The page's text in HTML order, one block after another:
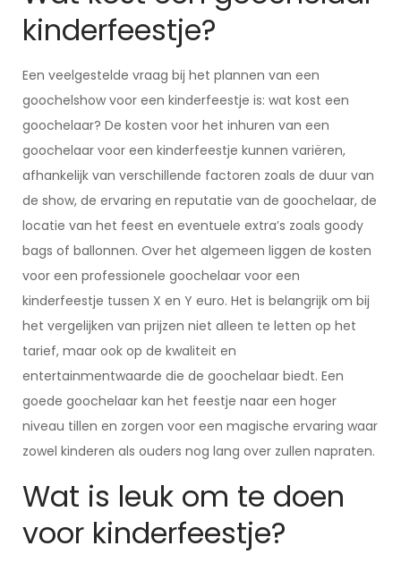
kinderfeestje?
Een veelgestelde vraag bij het plannen van een
goochelshow voor een kinderfeestje is: wat kost een
goochelaar? De kosten voor het inhuren van een
goochelaar voor een kinderfeestje kunnen variëren,
afhankelijk van verschillende factoren zoals de duur van
de show, de ervaring en reputatie van de goochelaar, de
locatie van het feest en eventuele extra’s zoals goody
bags of ballonnen. Over het algemeen liggen de kosten
voor een professionele goochelaar voor een
kinderfeestje tussen X en Y euro. Het is belangrijk om bij
het vergelijken van prijzen niet alleen te letten op het
tarief, maar ook op de kwaliteit en
entertainmentwaarde die de goochelaar biedt. Een
goede goochelaar kan het feestje naar een hoger
niveau tillen en zorgen voor een magische ervaring waar
zowel kinderen als ouders nog lang over zullen napraten.
Wat is leuk om te doen
voor kinderfeestje?